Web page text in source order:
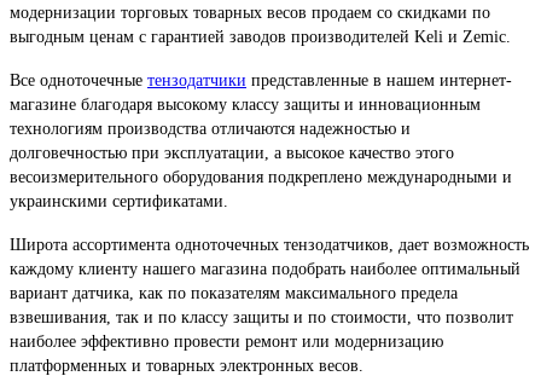
модернизации торговых товарных весов продаем со скидками по
выгодным ценам с гарантией заводов производителей Keli и Zemic.
Все одноточечные тензодатчики представленные в нашем интернет-
магазине благодаря высокому классу защиты и инновационным
технологиям производства отличаются надежностью и
долговечностью при эксплуатации, а высокое качество этого
весоизмерительного оборудования подкреплено международными и
украинскими сертификатами.
Широта ассортимента одноточечных тензодатчиков, дает возможность
каждому клиенту нашего магазина подобрать наиболее оптимальный
вариант датчика, как по показателям максимального предела
взвешивания, так и по классу защиты и по стоимости, что позволит
наиболее эффективно провести ремонт или модернизацию
платформенных и товарных электронных весов.